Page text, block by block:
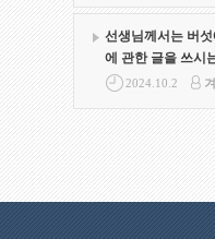
선생님께서는 버
에 관한 글을 쓰시
2024.10.2